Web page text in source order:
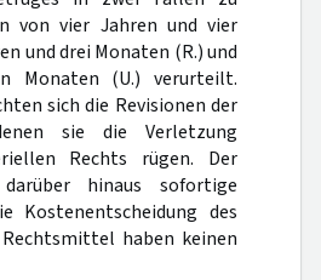
von vier Jahren und vier
und drei Monaten (R.) und
Monaten (U.) verurteilt.
sich die Revisionen der
sie die Verletzung
Rechts rügen. Der
hinaus sofortige
Kostenentscheidung des
haben keinen